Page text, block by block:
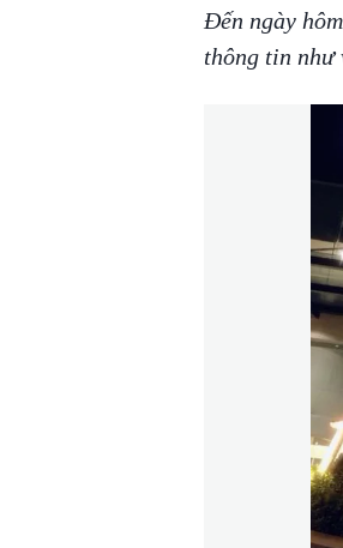
Đến ngày
thông tin như